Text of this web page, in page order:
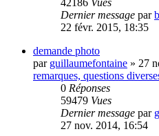
42186 Vues
Dernier message par
22 févr. 2015, 18:35
demande photo
par guillaumefontaine » 27
remarques, questions
0 Réponses
59479 Vues
Dernier message par
27 nov. 2014, 16:54